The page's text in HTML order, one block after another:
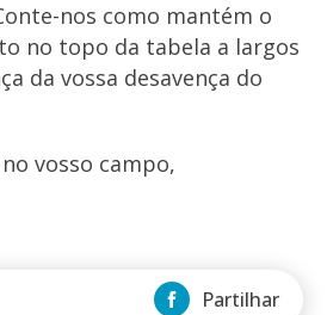
nos como mantém o
no topo da tabela a largos
da vossa desavença do
vosso campo,
Partilhar